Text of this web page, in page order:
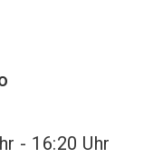
- 16:20 Uhr